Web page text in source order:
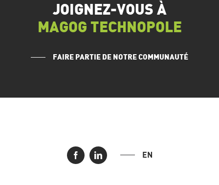
JOIGNEZ-VOUS À
MAGOG TECHNOPOLE
FAIRE PARTIE DE NOTRE COMMUNAUTÉ
EN